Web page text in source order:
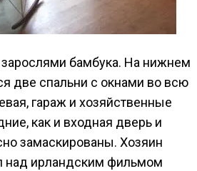
бамбука. На нижнем
две спальни с окнами во всю
гараж и хозяйственные
как и входная дверь и
замаскированы. Хозяин
над ирландским фильмом